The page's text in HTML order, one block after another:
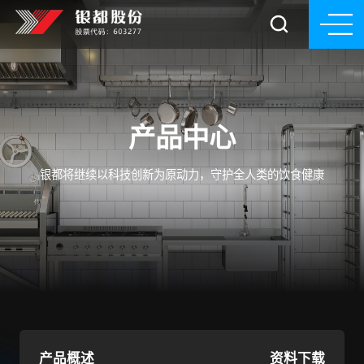
产品中心
银都将继续以科技创新为原动力，守护全人类的饮食健康
产品概述 资料下载